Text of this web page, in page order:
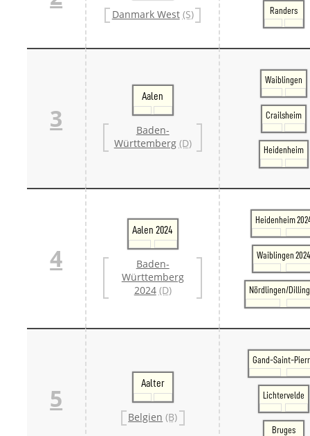
Weitere
Polen
Danmark West (S) Randers
3
Aalen
Baden-
Württemberg (D)
Waiblingen
Crailsheim
Heidenheim
4
Aalen 2024
Baden-
Württemberg
2024 (D)
Heidenheim
Waiblingen 2024
Nördlingen/
5
Aalter
Belgien (B)
Gand-Saint-
Lichtervelde
Bruges